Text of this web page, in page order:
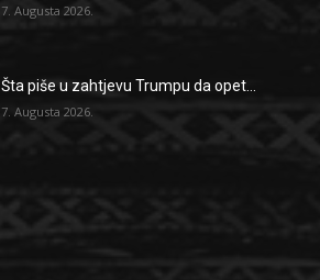
7. Augusta 2026.
Šta piše u zahtjevu Trumpu da opet...
7. Augusta 2026.